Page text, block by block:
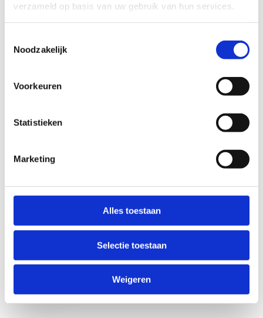
verzameld op basis van uw gebruik van hun services.
Noodzakelijk
Voorkeuren
Statistieken
Marketing
Alles toestaan
Selectie toestaan
Weigeren
Jouw vraag
Anti-Robot Verification
Click to start verification
Verzend